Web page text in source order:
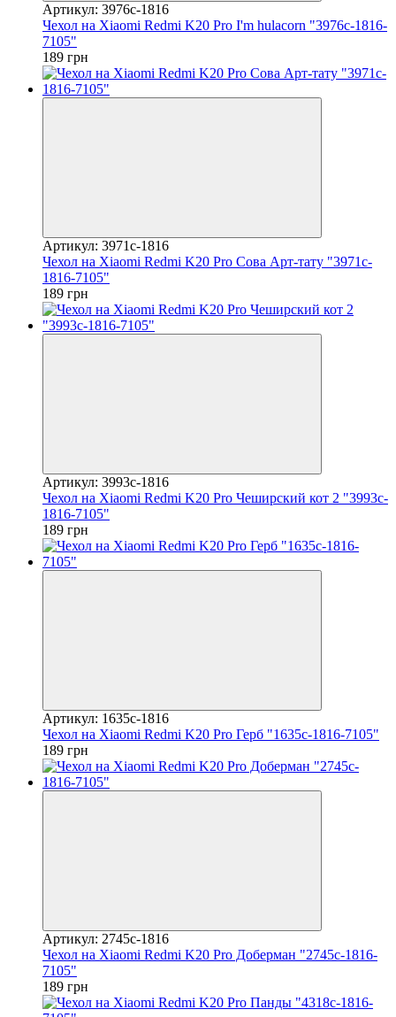
Артикул: 3976c-1816
Чехол на Xiaomi Redmi K20 Pro I'm hulacorn "3976c-1816-
7105"
189 грн
Артикул: 3971c-1816
Чехол на Xiaomi Redmi K20 Pro Сова Арт-тату "3971c-
1816-7105"
189 грн
Артикул: 3993c-1816
Чехол на Xiaomi Redmi K20 Pro Чеширский кот 2 "3993c-
1816-7105"
189 грн
Артикул: 1635c-1816
Чехол на Xiaomi Redmi K20 Pro Герб "1635c-1816-7105"
189 грн
Артикул: 2745c-1816
Чехол на Xiaomi Redmi K20 Pro Доберман "2745c-1816-
7105"
189 грн